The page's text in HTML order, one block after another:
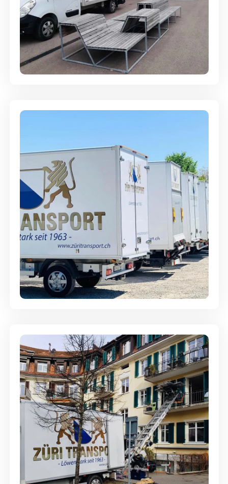
Umzugsreinigung - mit
Abgabegarantie
Möbellagerung - Alles sicher
aufbewahrt